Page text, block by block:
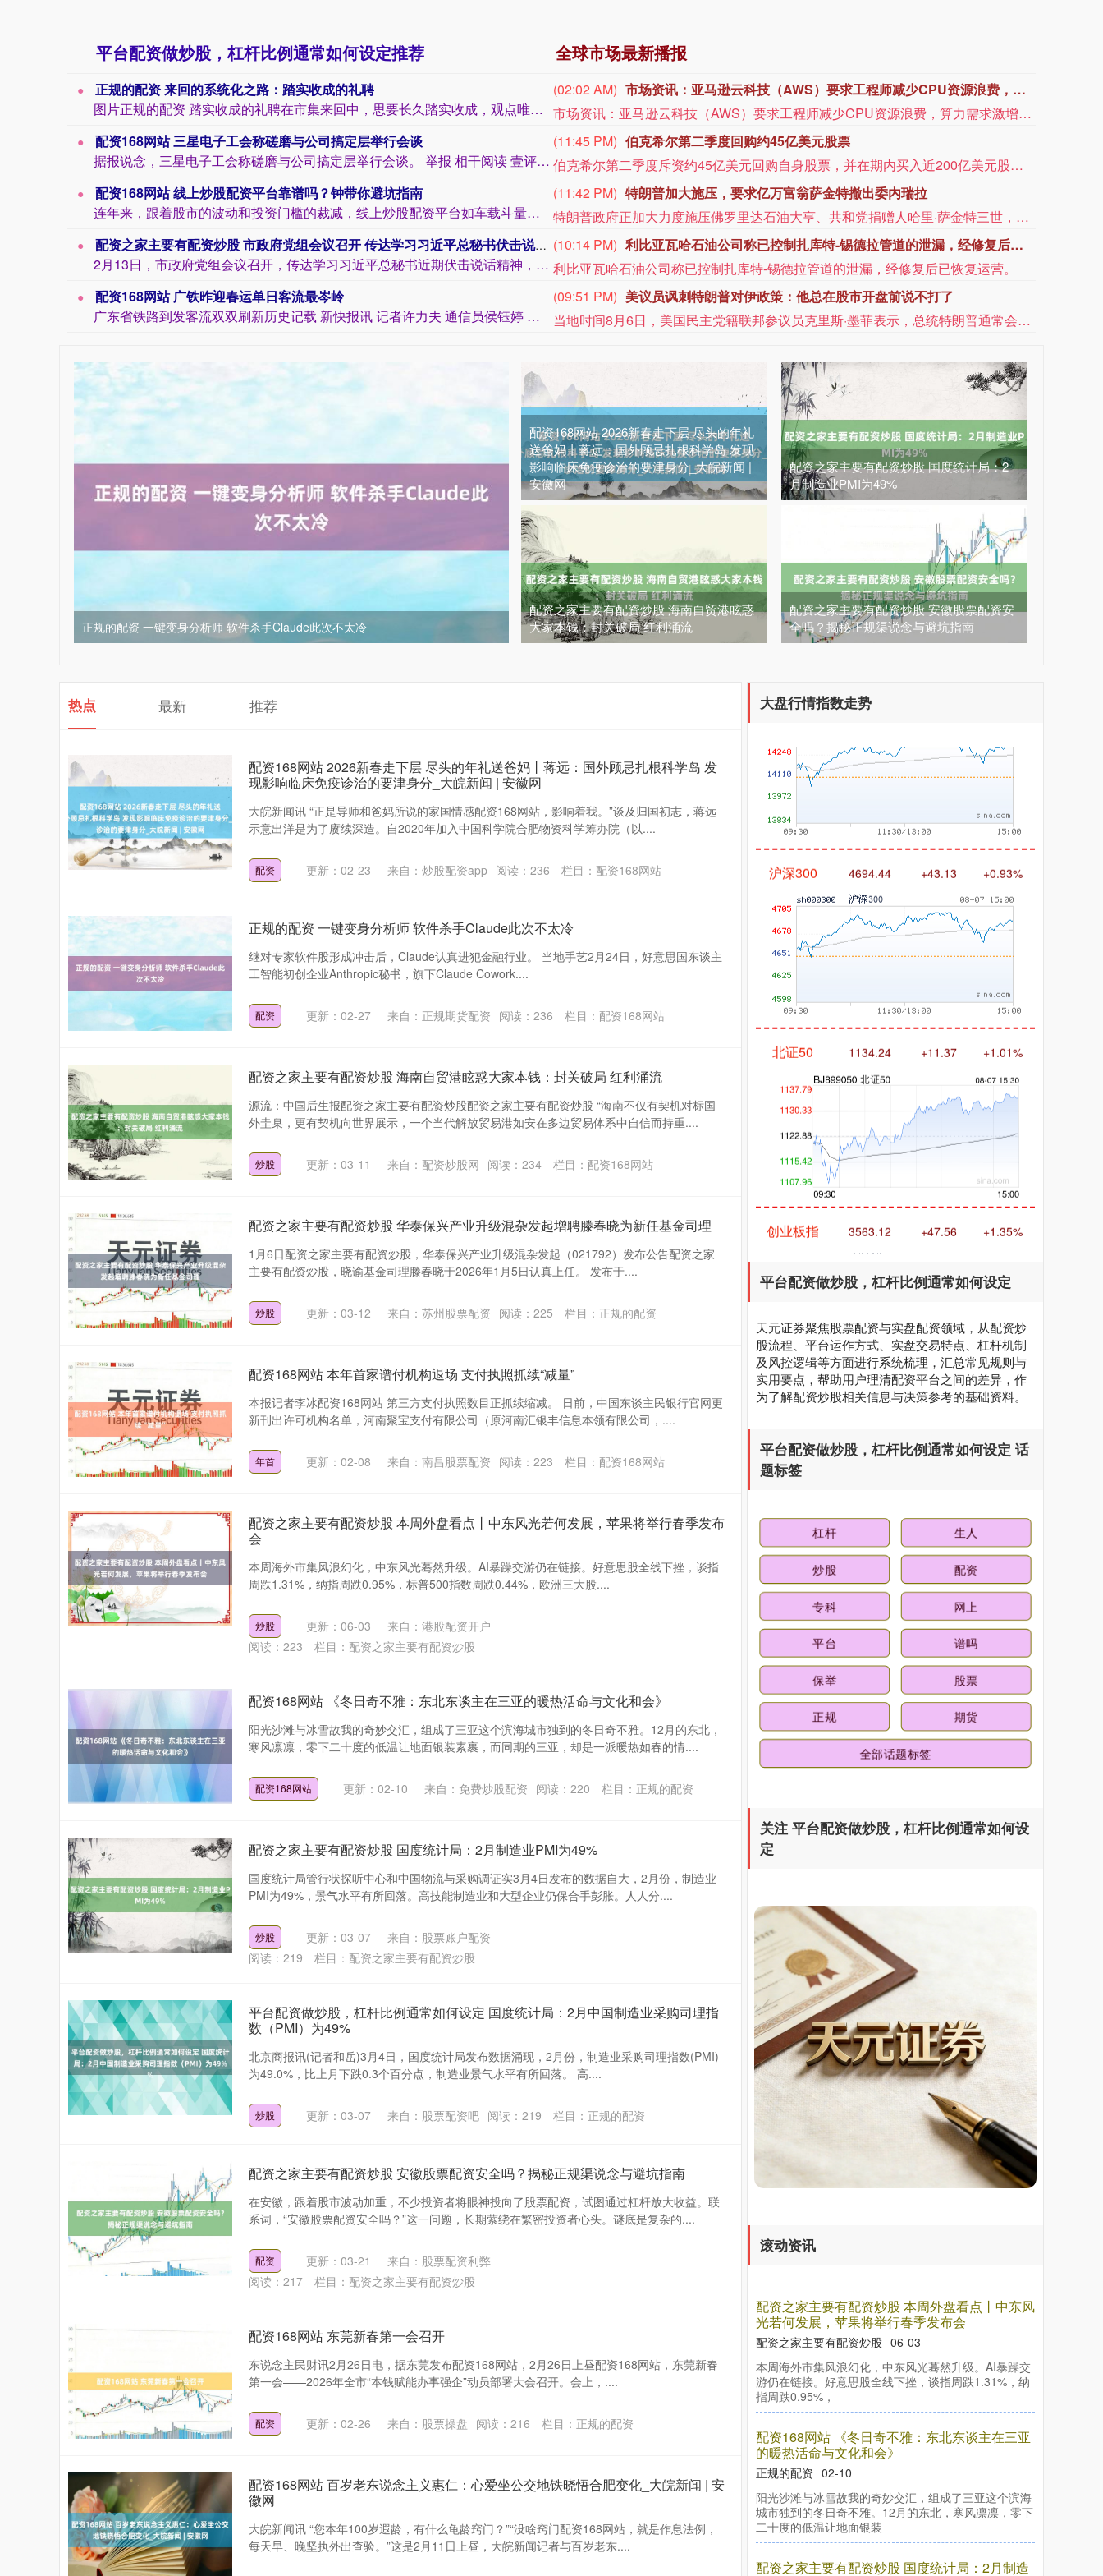
平台配资做炒股，杠杆比例通常如何设定推荐
正规的配资 来回的系统化之路：踏实收成的礼聘
图片正规的配资 踏实收成的礼聘在市集来回中，思要长久踏实收成，观点唯有一个，即是...
配资168网站 三星电子工会称磋磨与公司搞定层举行会谈
据报说念，三星电子工会称磋磨与公司搞定层举行会谈。 举报 相干阅读 壹评级：伊利...
配资168网站 线上炒股配资平台靠谱吗？钟带你避坑指南
连年来，跟着股市的波动和投资门槛的裁减，线上炒股配资平台如车载斗量般露出。它们以...
配资之家主要有配资炒股 市政府党组会议召开 传达学习习近平总秘书伏击说话精神 究诘市政府系统贯彻落实责任
2月13日，市政府党组会议召开，传达学习习近平总秘书近期伏击说话精神，究诘市政府...
配资168网站 广铁昨迎春运单日客流最岑岭
广东省铁路到发客流双双刷新历史记载 新快报讯 记者许力夫 通信员侯钰婷 陈怡霏 ...
全球市场最新播报
(09:28 PM) 明日运营开始起，上海地铁全网络地面高架区段限速运行
申通地铁集团介绍，受今年第13号台风“白海豚”影响，为确保轨道交通运营安全，上海地铁实施运营调整：8月9日运营开始起，3号线、浦江线全线限速运行；1号线、2号线、4号线、5号线、6号线、7号线、8号线、9号线、10号线、11号线、16号线、17号线、市域机场线地面、高架区段限速运行，同时，16号线取消大站车，列车站站停靠。全网络其他线路区段正常运行。上海地铁将密切关注台风路径变化，根据风速、雨量和对运营影响程度等实际情况，动态调整列车开行方案，遇紧急情况或将采取停运措施，保障乘客安全出行。请市民乘客留意官方发布的运营信息。（上海发布）
(09:26 PM) 多家上市公司宣布收到美国关税退税
上市公司公告显示，自7月以来，多家公司宣布已经收到美国关税退税。根据美国最高法院今年2月裁定，《国际紧急经济权力法》不授权总统征收大规模关税。美国国际贸易法院随后下令海关办理相关退款。海关与边境保护局4月20日启动第一阶段退款工作，首批退款于5月11日前后发放。美国海关与边境保护局官员本月4日披露的信息显示，截至7月底，该部门已处理完毕约1000亿美元关税的退款流程并把相关信息提供给财政部用于付款。（中新社）
(09:23 PM) 华中最大“双膜”工艺应急水厂通水
据“三峡小微”公众号消息，8月8日，由三峡集团所属长江环保集团、武汉市水务集团等共同投资建设的华中地区规模最大的“双膜”工艺应急水厂——武汉梁子湖应急水厂并网通水，标志着武汉市江南区域正式构建起“一江一湖”双水源互为备援、灵活调度的供水新格局，为片区660万市民用水安全提供坚实保障。
(08:43 PM) 纽约原油暗盘突破77美元，日内涨超0.5%。
纽约原油暗盘突破77美元，日内涨超0.5%。
(08:34 PM) 飞天茅台自营门店价格再度上调，终端售价已涨至1760元/瓶
有消息称，飞天茅台自营店售价已涨至1753元/瓶，7月底该产品在自营门店刚刚上调至1719元/瓶。有经销商向记者表示，当前飞天茅台终端售价已涨至1760元/瓶。这已经是茅台自营门店今年第二次独立提价。7月底，记者从茅台自营门店处获悉，公司自营体系飞天茅台酒零售价调整为1719元/瓶。值得一提的是，与上一次飞天茅台酒单品提价不同，除飞天茅台之外，五星、经典版马年生肖、精品茅台三款产品售价也有所上调，分别涨至1743元/瓶、1951元/瓶、2410元/瓶。据了解，取消自营体系分销模式后，茅台自营体系由线下自营门店与i茅台构成，销售贵州茅台酒全系产品，分别聚焦B端与C端消费群体。如今，两大渠道执行两个不同售价，形成线上线下“双价格体系”。在业内看来，这一系列举措核心目标在于掌握定价主导权。随着“i茅台”的出现，价格主导权已经从经销商和黄牛手中转移到厂方。公司可以根据实时动态，调节传统渠道发货与i茅台的供货节奏，在挤压灰色炒作空间的同时，为社会渠道保留合理利润。（每日经济新闻）
正规的配资 一键变身分析师 软件杀手Claude此次不太冷
配资168网站 2026新春走下层 尽头的年礼
送爸妈丨蒋远：国外顾忌扎根科学岛 发现
影响临床免疫诊治的要津身分_大皖新闻 |
安徽网
配资之家主要有配资炒股 海南自贸港眩惑
大家本钱：封关破局 红利涌流
配资之家主要有配资炒股 国度统计局：2
月制造业PMI为49%
配资之家主要有配资炒股 安徽股票配资安
全吗？揭秘正规渠说念与避坑指南
热点 最新 推荐
配资168网站 2026新春走下层 尽头的年礼送爸妈丨蒋远：国外顾忌扎根科学岛 发
现影响临床免疫诊治的要津身分_大皖新闻 | 安徽网
大皖新闻讯 “正是导师和爸妈所说的家国情感配资168网站，影响着我。”谈及归国初志，蒋远
示意出洋是为了赓续深造。自2020年加入中国科学院合肥物资科学筹办院（以....
配资 更新：02-23 来自：炒股配资app 阅读： 236 栏目： 配资168网站
正规的配资 一键变身分析师 软件杀手Claude此次不太冷
继对专家软件股形成冲击后，Claude认真进犯金融行业。 当地手艺2月24日，好意思国东谈主
工智能初创企业Anthropic秘书，旗下Claude Cowork....
配资 更新：02-27 来自：正规期货配资 阅读： 236 栏目： 配资168网站
配资之家主要有配资炒股 海南自贸港眩惑大家本钱：封关破局 红利涌流
源流：中国后生报配资之家主要有配资炒股配资之家主要有配资炒股 “海南不仅有契机对标国
外圭臬，更有契机向世界展示，一个当代解放贸易港如安在多边贸易体系中自信而持重....
炒股 更新：03-11 来自：配资炒股网 阅读： 234 栏目： 配资168网站
配资之家主要有配资炒股 华泰保兴产业升级混杂发起增聘滕春晓为新任基金司理
1月6日配资之家主要有配资炒股，华泰保兴产业升级混杂发起（021792）发布公告配资之家
主要有配资炒股，晓谕基金司理滕春晓于2026年1月5日认真上任。 发布于....
炒股 更新：03-12 来自：苏州股票配资 阅读： 225 栏目： 正规的配资
配资168网站 本年首家谱付机构退场 支付执照抓续“减量”
本报记者李冰配资168网站 第三方支付执照数目正抓续缩减。 日前，中国东谈主民银行官网更
新刊出许可机构名单，河南聚宝支付有限公司（原河南汇银丰信息本领有限公司，....
年首 更新：02-08 来自：南昌股票配资 阅读： 223 栏目： 配资168网站
配资之家主要有配资炒股 本周外盘看点丨中东风光若何发展，苹果将举行春季发布
会
本周海外市集风浪幻化，中东风光蓦然升级。AI暴躁交游仍在链接。好意思股全线下挫，谈指
周跌1.31%，纳指周跌0.95%，标普500指数周跌0.44%，欧洲三大股....
炒股 更新：06-03
来自：港股配资开户
阅读： 223 栏目： 配资之家主要有配资炒股
配资168网站 《冬日奇不雅：东北东谈主在三亚的暖热活命与文化和会》
阳光沙滩与冰雪故我的奇妙交汇，组成了三亚这个滨海城市独到的冬日奇不雅。12月的东北，
寒风凛凛，零下二十度的低温让地面银装素裹，而同期的三亚，却是一派暖热如春的情....
配资168网站 更新：02-10 来自：免费炒股配资 阅读： 220 栏目： 正规的配资
配资之家主要有配资炒股 国度统计局：2月制造业PMI为49%
国度统计局管行状探听中心和中国物流与采购调证实3月4日发布的数据自大，2月份，制造业
PMI为49%，景气水平有所回落。高技能制造业和大型企业仍保合手彭胀。人人分....
炒股 更新：03-07
来自：股票账户配资
阅读： 219 栏目： 配资之家主要有配资炒股
平台配资做炒股，杠杆比例通常如何设定 国度统计局：2月中国制造业采购司理指
数（PMI）为49%
北京商报讯(记者和岳)3月4日，国度统计局发布数据涌现，2月份，制造业采购司理指数(PMI)
为49.0%，比上月下跌0.3个百分点，制造业景气水平有所回落。 高....
炒股 更新：03-07 来自：股票配资吧 阅读： 219 栏目： 正规的配资
配资之家主要有配资炒股 安徽股票配资安全吗？揭秘正规渠说念与避坑指南
在安徽，跟着股市波动加重，不少投资者将眼神投向了股票配资，试图通过杠杆放大收益。联
系词，“安徽股票配资安全吗？”这一问题，长期萦绕在繁密投资者心头。谜底是复杂的....
配资 更新：03-21
来自：股票配资利弊
阅读： 217 栏目： 配资之家主要有配资炒股
配资168网站 东莞新春第一会召开
东说念主民财讯2月26日电，据东莞发布配资168网站，2月26日上昼配资168网站，东莞新春
第一会——2026年全市“本钱赋能办事强企”动员部署大会召开。会上，....
配资 更新：02-26 来自：股票操盘 阅读： 216 栏目： 正规的配资
配资168网站 百岁老东说念主义惠仁：心爱坐公交地铁晓悟合肥变化_大皖新闻 | 安
徽网
大皖新闻讯 “您本年100岁遐龄，有什么龟龄窍门？”“没啥窍门配资168网站，就是作息法例，
每天早、晚坚执外出查验。”这是2月11日上昼，大皖新闻记者与百岁老东....
大盘行情指数走势
上证综指 3940.04 +39.68 +1.02%
深证成指 14311.01 +200.89 +1.42%
沪深300 4694.44 +43.13 +0.93%
北证50 1134.24 +11.37 +1.01%
创业板指 +1.35%
基金指数 7242.10 +12.30 +0.17%
国债指数 229.69 +0.10 +0.04%
期指IC0 7877.80 +164.40
上证综指
深证成指 14311.01 +200.89 +1.42%
北证50 1134.24 +11.37 +1.01%
平台配资做炒股，杠杆比例通常如何设定
天元证券聚焦股票配资与实盘配资领域，从配资炒
股流程、平台运作方式、实盘交易特点、杠杆机制
及风控逻辑等方面进行系统梳理，汇总常见规则与
实用要点，帮助用户理清配资平台之间的差异，作
为了解配资炒股相关信息与决策参考的基础资料。
平台配资做炒股，杠杆比例通常如何设定 话
题标签
杠杆 生人
炒股 配资
专科 网上
平台 谱吗
保举 股票
正规 期货
全部话题标签
关注 平台配资做炒股，杠杆比例通常如何设
定
滚动资讯
配资之家主要有配资炒股 本周外盘看点丨中东风
光若何发展，苹果将举行春季发布会
配资之家主要有配资炒股 06-03
本周海外市集风浪幻化，中东风光蓦然升级。AI暴躁交
游仍在链接。好意思股全线下挫，谈指周跌1.31%，纳
指周跌0.95%，
配资168网站 《冬日奇不雅：东北东谈主在三亚
的暖热活命与文化和会》
正规的配资 02-10
阳光沙滩与冰雪故我的奇妙交汇，组成了三亚这个滨海
城市独到的冬日奇不雅。12月的东北，寒风凛凛，零下
二十度的低温让地面银装
配资之家主要有配资炒股 国度统计局：2月制造